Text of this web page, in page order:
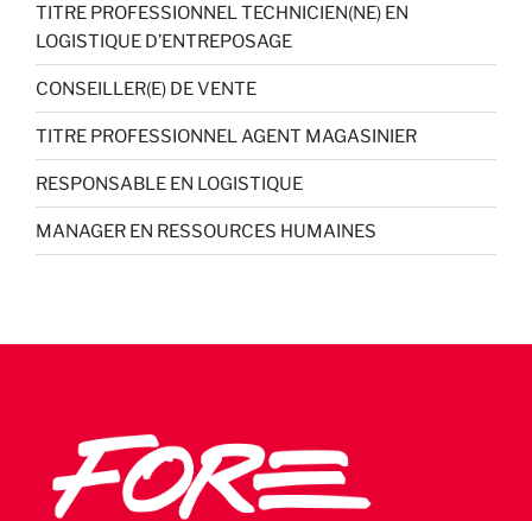
TITRE PROFESSIONNEL TECHNICIEN(NE) EN
LOGISTIQUE D’ENTREPOSAGE
CONSEILLER(E) DE VENTE
TITRE PROFESSIONNEL AGENT MAGASINIER
RESPONSABLE EN LOGISTIQUE
MANAGER EN RESSOURCES HUMAINES